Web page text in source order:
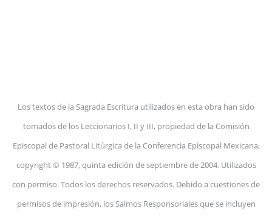
Los textos de la Sagrada Escritura utilizados en esta obra han sido
tomados de los Leccionarios I, II y III, propiedad de la Comisión
Episcopal de Pastoral Litúrgica de la Conferencia Episcopal Mexicana,
copyright © 1987, quinta edición de septiembre de 2004. Utilizados
con permiso. Todos los derechos reservados. Debido a cuestiones de
permisos de impresión, los Salmos Responsoriales que se incluyen